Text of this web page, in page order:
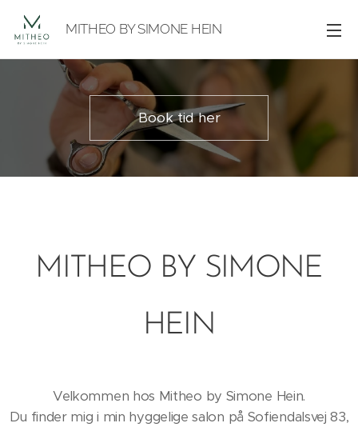
MITHEO BY SIMONE HEIN
Book tid her
MITHEO BY SIMONE
HEIN
Velkommen hos Mitheo by Simone Hein.
Du finder mig i min hyggelige salon på Sofiendalsvej 83,